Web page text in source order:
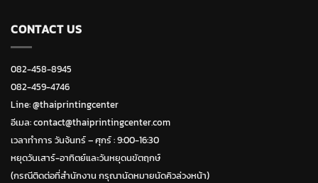
CONTACT US
082-458-8945
082-459-4746
Line:@thaiprintingcenter
อีเมล: contact@thaiprintingcenter.com
เวลาทำการ วันจ้นทร์ – ศุกร์ : 9:00-16:30
หยุดวันเสาร์-อาทิตย์และวันหยุดนขัตฤกษ์
(กรณีติดต่อที่สำนักงาน กรุณานัดหมายนัดคิวล่วงหน้า)